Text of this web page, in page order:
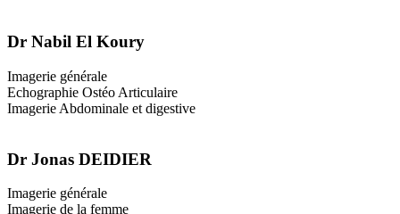
Dr Nabil El Koury
Imagerie générale
Echographie Ostéo Articulaire
Imagerie Abdominale et digestive
Dr Jonas DEIDIER
Imagerie générale
Imagerie de la femme